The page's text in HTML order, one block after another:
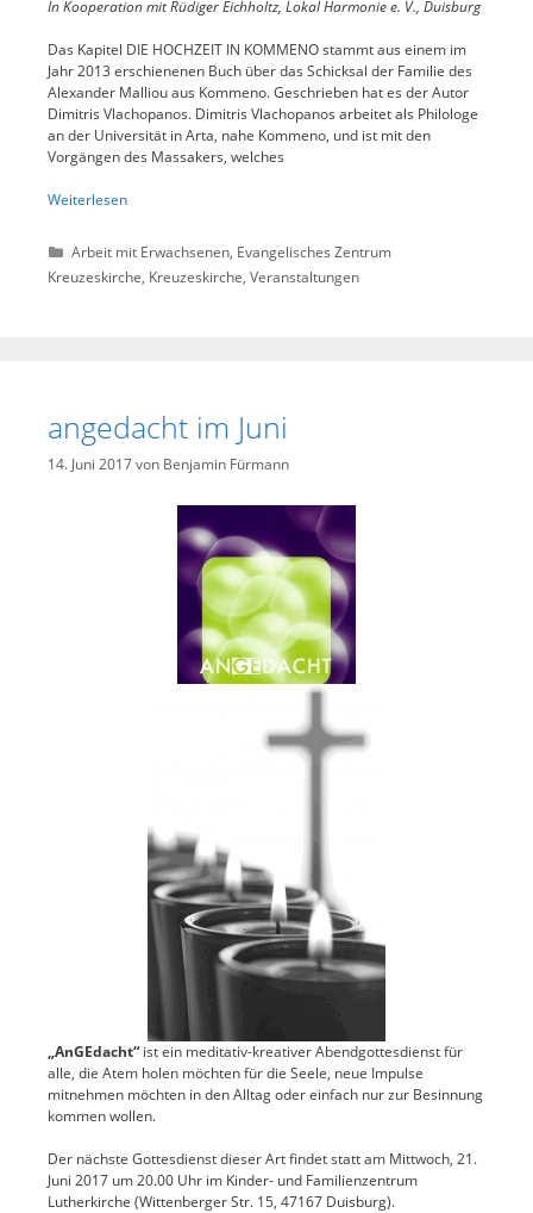
In Kooperation mit Rüdiger Eichholtz, Lokal Harmonie e. V., Duisburg
Das Kapitel DIE HOCHZEIT IN KOMMENO stammt aus einem im
Jahr 2013 erschienenen Buch über das Schicksal der Familie des
Alexander Malliou aus Kommeno. Geschrieben hat es der Autor
Dimitris Vlachopanos. Dimitris Vlachopanos arbeitet als Philologe
an der Universität in Arta, nahe Kommeno, und ist mit den
Vorgängen des Massakers, welches
Weiterlesen
Kategorien
Arbeit mit Erwachsenen, Evangelisches Zentrum
Kreuzeskirche, Kreuzeskirche, Veranstaltungen
angedacht im Juni
14. Juni 2017von Benjamin Fürmann
„AnGEdacht“ ist ein meditativ-kreativer Abendgottesdienst für
alle, die Atem holen möchten für die Seele, neue Impulse
mitnehmen möchten in den Alltag oder einfach nur zur Besinnung
kommen wollen.
Der nächste Gottesdienst dieser Art findet statt am Mittwoch, 21.
Juni 2017 um 20.00 Uhr im Kinder- und Familienzentrum
Lutherkirche (Wittenberger Str. 15, 47167 Duisburg).